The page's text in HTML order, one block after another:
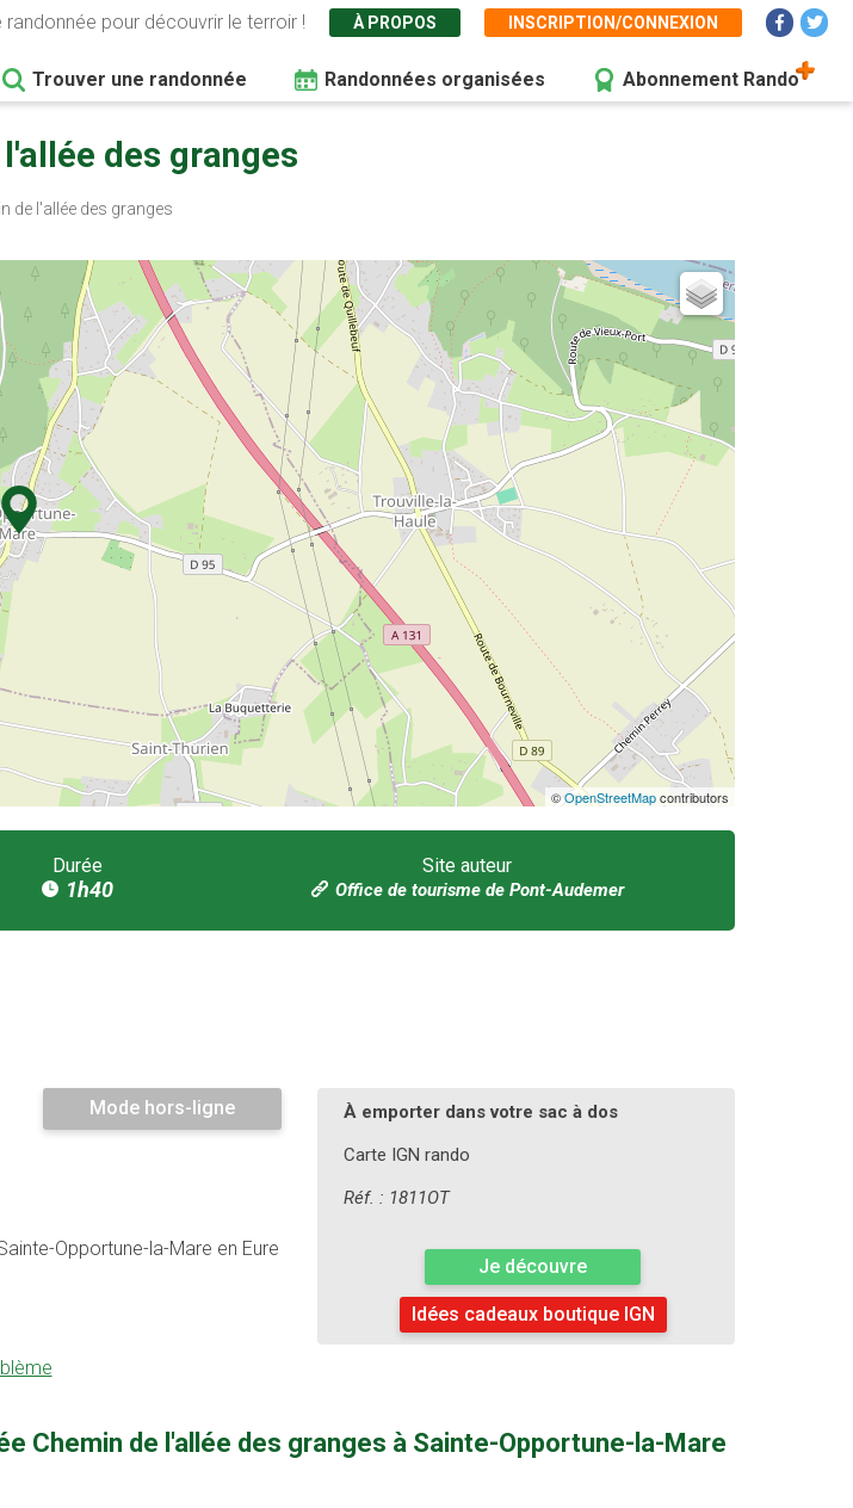
pour découvrir le terroir ! À PROPOS INSCRIPTION/CONNEXION
Trouver une randonnée Randonnées organisées Abonnement Rando
des granges
de l'allée des granges
©OpenStreetMapcontributors
Durée
1h40
Site auteur
Office de tourisme de Pont-Audemer
Mode hors-ligne
Opportune-la-Mare en Eure
À emporter dans votre sac à dos
Carte IGN rando
Réf. : 1811OT
Je découvre
Idées cadeaux boutique IGN
Chemin de l'allée des granges à Sainte-Opportune-la-Mare